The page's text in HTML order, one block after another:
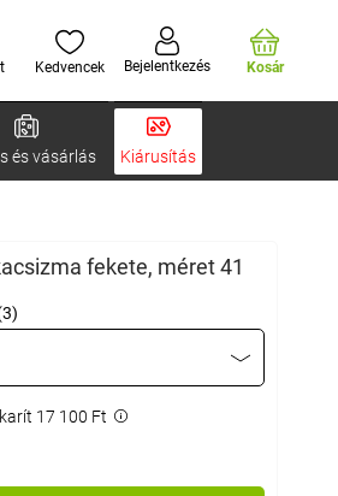
Kedvencek Bejelentkezés Kosár
és vásárlás Kiárusítás
fekete, méret 41
17 100 Ft